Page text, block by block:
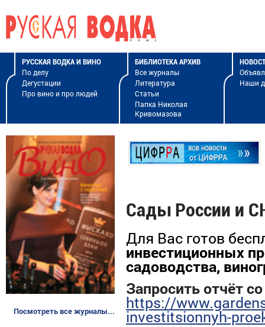
РУССКАЯ ВОДКА И ВИНО
По делу
Дегустации
Про вино и про людей
БИБЛИОТЕКА АРХИВ
Все журналы
Литература
Статьи
Папка Николая
Кривомазова
Наши
Посмотреть все журналы...
Сады России и
Для Вас готов
инвестиционных
садоводства,
Запросить отчёт
https://
investitsionnyh-